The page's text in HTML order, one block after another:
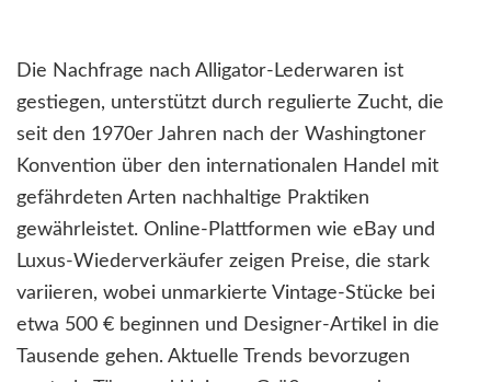
Die Nachfrage nach Alligator-Lederwaren ist
gestiegen, unterstützt durch regulierte Zucht, die
seit den 1970er Jahren nach der Washingtoner
Konvention über den internationalen Handel mit
gefährdeten Arten nachhaltige Praktiken
gewährleistet. Online-Plattformen wie eBay und
Luxus-Wiederverkäufer zeigen Preise, die stark
variieren, wobei unmarkierte Vintage-Stücke bei
etwa 500 € beginnen und Designer-Artikel in die
Tausende gehen. Aktuelle Trends bevorzugen